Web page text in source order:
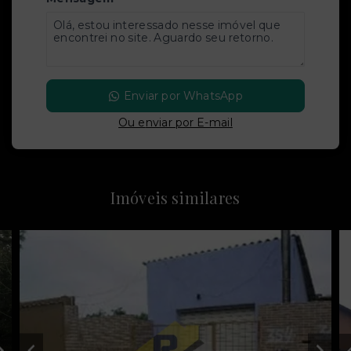
Enviar por WhatsApp
Ou enviar por E-mail
Imóveis similares